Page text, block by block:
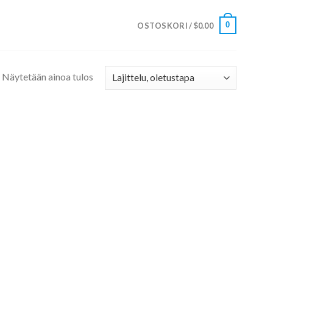
OSTOSKORI /$0.00 0
Näytetään ainoa tulos